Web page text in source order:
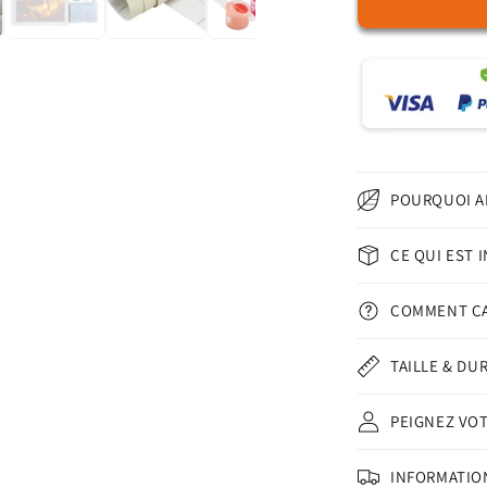
Bouddha
Peinture
par
POURQUOI
CE QUI EST
COMMENT
TAILLE &
PEIGNEZ